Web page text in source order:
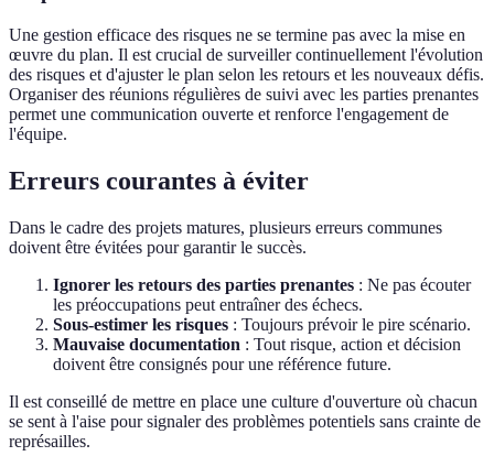
Une gestion efficace des risques ne se termine pas avec la mise en
œuvre du plan. Il est crucial de surveiller continuellement l'évolution
des risques et d'ajuster le plan selon les retours et les nouveaux défis.
Organiser des réunions régulières de suivi avec les parties prenantes
permet une communication ouverte et renforce l'engagement de
l'équipe.
Erreurs courantes à éviter
Dans le cadre des projets matures, plusieurs erreurs communes
doivent être évitées pour garantir le succès.
Ignorer les retours des parties prenantes : Ne pas écouter
les préoccupations peut entraîner des échecs.
Sous-estimer les risques : Toujours prévoir le pire scénario.
Mauvaise documentation : Tout risque, action et décision
doivent être consignés pour une référence future.
Il est conseillé de mettre en place une culture d'ouverture où chacun
se sent à l'aise pour signaler des problèmes potentiels sans crainte de
représailles.